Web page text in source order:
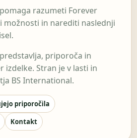
razumeti Forever
možnosti in narediti naslednji
priporoča in
izdelke. Stran je v lasti in
BS International.
priporočila
Kontakt